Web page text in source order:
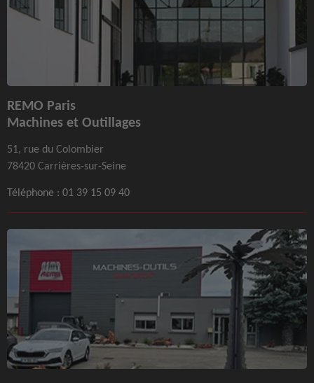
REMO Paris
Machines et Outillages
51, rue du Colombier
78420 Carrières-sur-Seine
Téléphone : 01 39 15 09 40